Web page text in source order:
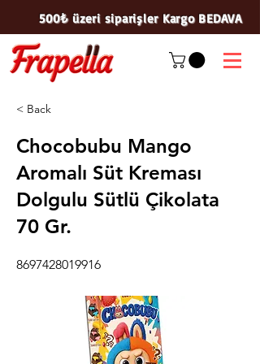
500₺ üzeri siparişler Kargo BEDAVA
< Back
Chocobubu Mango
Aromalı Süt Kreması
Dolgulu Sütlü Çikolata
70 Gr.
8697428019916